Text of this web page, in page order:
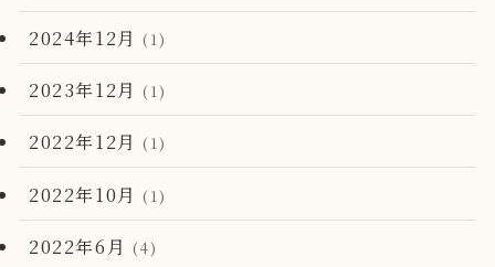
2024年12月 (1)
2023年12月 (1)
2022年12月 (1)
2022年10月 (1)
2022年6月 (4)